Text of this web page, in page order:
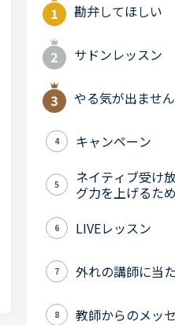
勘弁してほしい
サドンレッスン
やる気が出ませ
4 キャンペーン
5
ネイティブ受け
グ力を上げるた
6 LIVEレッスン
7 外れの講師に当
8 教師からのメッ